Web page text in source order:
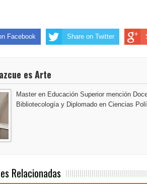
Humano Seguros inaugura nueva
Sexappeal celebra 25 años de
conmemorativos
Doctor Leonardo Aguilera afirma
Facebook Share on Twitter
es Arte
Master en Educación Superior mención
Bibliotecología y Diplomado en Ciencias
Relacionadas